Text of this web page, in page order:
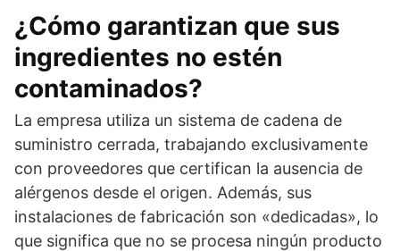
¿Cómo garantizan que sus
ingredientes no estén
contaminados?
La empresa utiliza un sistema de cadena de
suministro cerrada, trabajando exclusivamente
con proveedores que certifican la ausencia de
alérgenos desde el origen. Además, sus
instalaciones de fabricación son «dedicadas», lo
que significa que no se procesa ningún producto